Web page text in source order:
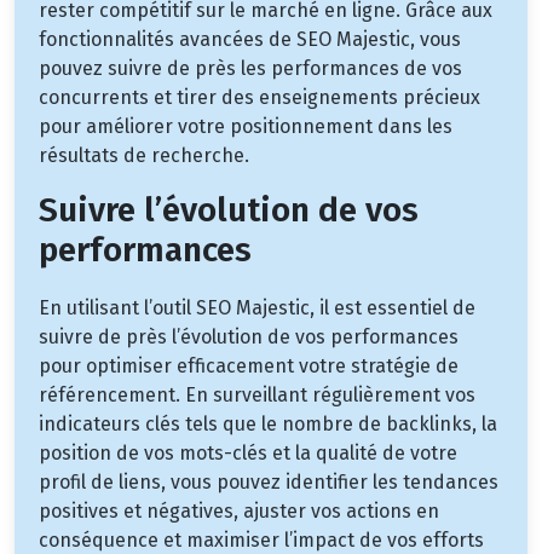
rester compétitif sur le marché en ligne. Grâce aux
fonctionnalités avancées de SEO Majestic, vous
pouvez suivre de près les performances de vos
concurrents et tirer des enseignements précieux
pour améliorer votre positionnement dans les
résultats de recherche.
Suivre l’évolution de vos
performances
En utilisant l’outil SEO Majestic, il est essentiel de
suivre de près l’évolution de vos performances
pour optimiser efficacement votre stratégie de
référencement. En surveillant régulièrement vos
indicateurs clés tels que le nombre de backlinks, la
position de vos mots-clés et la qualité de votre
profil de liens, vous pouvez identifier les tendances
positives et négatives, ajuster vos actions en
conséquence et maximiser l’impact de vos efforts